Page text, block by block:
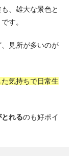
、雄大な景色と
す。
見所が多いのが
気持ちで日常生
れるのも好ポイ